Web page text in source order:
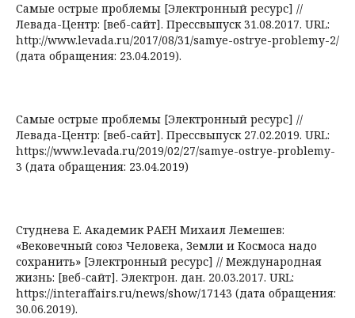
Самые острые проблемы [Электронный ресурс] //
Левада-Центр: [веб-сайт]. Прессвыпуск 31.08.2017. URL:
http://www.levada.ru/2017/08/31/samye-ostrye-problemy-2/
(дата обращения: 23.04.2019).
Самые острые проблемы [Электронный ресурс] //
Левада-Центр: [веб-сайт]. Прессвыпуск 27.02.2019. URL:
https://www.levada.ru/2019/02/27/samye-ostrye-problemy-
3 (дата обращения: 23.04.2019)
Студнева Е. Академик РАЕН Михаил Лемешев:
«Вековечный союз Человека, Земли и Космоса надо
сохранить» [Электронный ресурс] // Международная
жизнь: [веб-сайт]. Электрон. дан. 20.03.2017. URL:
https://interaffairs.ru/news/show/17143 (дата обращения:
30.06.2019).